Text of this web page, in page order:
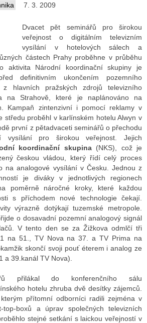
7. 3. 2009
Dvacet pět seminářů pro širokou
veřejnost o digitálním televizním
vysílání v hotelových sálech a
částech Prahy proběhne v průběhu
aktivita Národní koordinační skupiny je
definitivním ukončením pozemního
z hlavních pražských zdrojů televizního
na Strahově, které je naplánováno na
Kampaň zintenzivní i pomocí reklamy v
středu proběhl v karlínském hotelu Alwyn v
první z pětadvaceti seminářů o přechodu
vysílání pro širokou veřejnost. Jejich
koordinační skupina (NKS), což je
českou vládou, který řídí celý proces
na analogové vysílání v Česku. Jednou z
je diváky v jednotlivých regionech
poměrně náročné kroky, které každou
s příchodem nové technologie čekají.
výrazně dotýkají tuzemské metropole.
o dosavadní pozemní analogový signál
V tento den se za Žižkova odmlčí tři
na 51., TV Nova na 37. a TV Prima na
skončí svoji pouť éterem i analog ze
a 39.kanál TV Nova).
přilákal do konferenčního sálu
hotelu zhruba dvě desítky zájemců.
přítomní odborníci radili zejména v
top-boxů a úprav společných televizních
stejné setkání s laickou veřejností v